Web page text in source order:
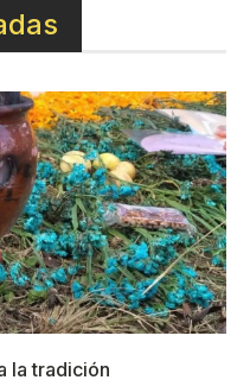
la tradición